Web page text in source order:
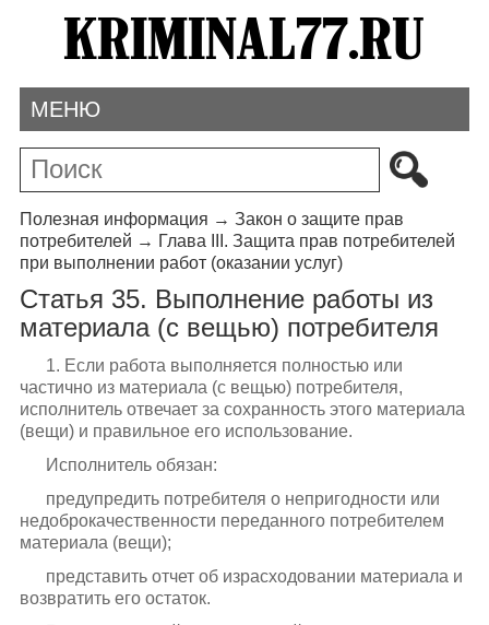
МЕНЮ
Полезная информация → Закон о защите прав
потребителей → Глава III. Защита прав потребителей
при выполнении работ (оказании услуг)
Статья 35. Выполнение работы из
материала (с вещью) потребителя
1. Если работа выполняется полностью или
частично из материала (с вещью) потребителя,
исполнитель отвечает за сохранность этого материала
(вещи) и правильное его использование.
Исполнитель обязан:
предупредить потребителя о непригодности или
недоброкачественности переданного потребителем
материала (вещи);
представить отчет об израсходовании материала и
возвратить его остаток.